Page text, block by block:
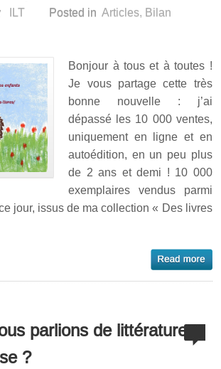
ILT Posted in Articles, Bilan
Bonjour à tous et à toutes !
Je vous partage cette très
bonne nouvelle : j’ai
dépassé les 10 000 ventes,
uniquement en ligne et en
autoédition, en un peu plus
de 2 ans et demi ! 10 000
exemplaires vendus parmi
jour, issus de ma collection « Des livres
parlions de littérature
?